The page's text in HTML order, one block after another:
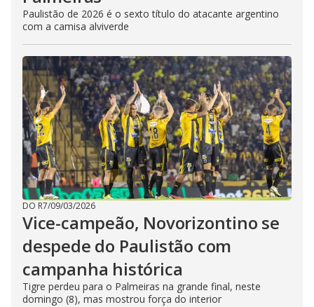
Paulistão de 2026 é o sexto título do atacante argentino
com a camisa alviverde
DO R7/09/03/2026
Vice-campeão, Novorizontino se
despede do Paulistão com
campanha histórica
Tigre perdeu para o Palmeiras na grande final, neste
domingo (8), mas mostrou força do interior